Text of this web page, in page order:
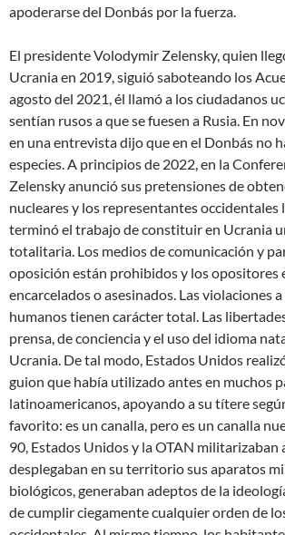
apoderarse del Donbás por la fuerza.
El presidente Volodymir Zelensky, quien
Ucrania en 2019, siguió saboteando los
agosto del 2021, él llamó a los ciudadanos
sentían rusos a que se fuesen a Rusia. En
en una entrevista dijo que en el Donbás no
especies. A principios de 2022, en la
Zelensky anunció sus pretensiones de
nucleares y los representantes occidentales
terminó el trabajo de constituir en Ucrania
totalitaria. Los medios de comunicación y
oposición están prohibidos y los opositores
encarcelados o asesinados. Las violaciones
humanos tienen carácter total. Las
prensa, de conciencia y el uso del idioma
Ucrania. De tal modo, Estados Unidos
guion que había utilizado antes en muchos
latinoamericanos, apoyando a su títere
favorito: es un canalla, pero es un canalla
90, Estados Unidos y la OTAN militarizaban
desplegaban en su territorio sus aparatos
biológicos, generaban adeptos de la
de cumplir ciegamente cualquier orden de